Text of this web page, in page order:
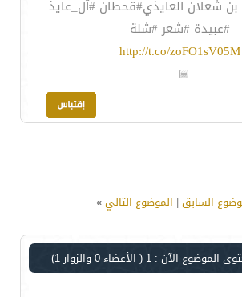
شعلان العايذي#قحطان #آل_عايذ
#عبيدة #شعر #شلة
http://t.co/zoFO1sV05M
السابق| الموضوع التالي»
الموضوع الآن : 1 ( الأعضاء 0 والزوار 1)